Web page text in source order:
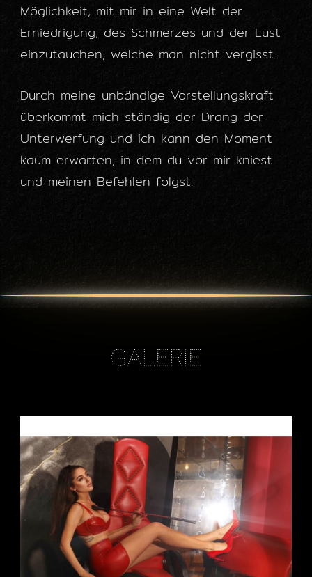
Möglichkeit, mit mir in eine Welt der
Erniedrigung, des Schmerzes und der Lust
einzutauchen, welche man nicht vergisst.
Durch meine unbändige Vorstellungskraft
überkommt mich ständig der Drang der
Unterwerfung und ich kann den Moment
kaum erwarten, in dem du vor mir kniest
und meinen Befehlen folgst.
Galerie